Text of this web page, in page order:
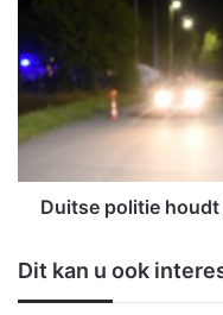
n
i
w
e
n
t
s
p
l
e
h
Duitse politie houdt
Dit kan u ook